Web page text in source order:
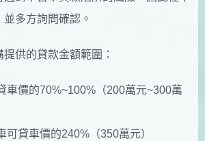
多方詢問確認。
供的貸款金額範圍：
車價的70%~100%（200萬元~300萬
可貸車價的240%（350萬元）